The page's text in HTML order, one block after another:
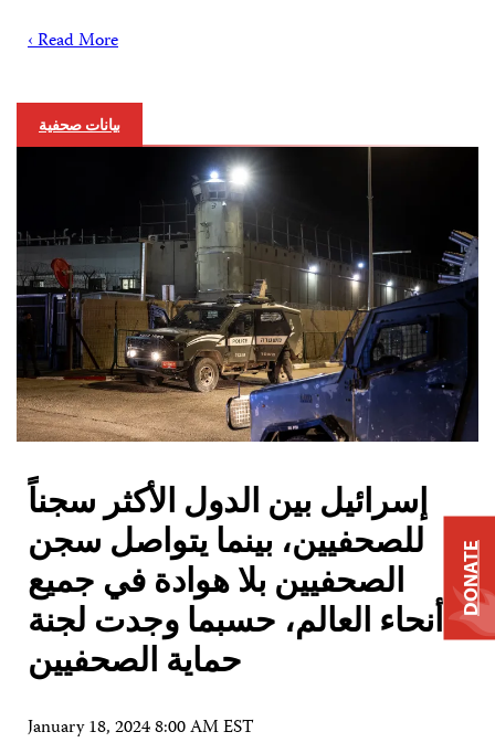
Read More ›
بيانات صحفية
إسرائيل بين الدول الأكثر سجناً
للصحفيين، بينما يتواصل سجن
الصحفيين بلا هوادة في جميع
أنحاء العالم، حسبما وجدت لجنة
حماية الصحفيين
January 18, 2024 8:00 AM EST
DONATE